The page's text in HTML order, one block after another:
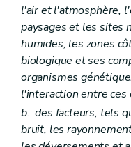
Art. D118
Art. D119
Art. D120
Art. D121
Titre VIII Coûts
Art. D122
Art. D123
Art. D124
Art. D125
Art. D126
Art. D127
l'air et l'atmosphère,
paysages et les sites
humides, les zones
biologique et ses
organismes
l'interaction entre ces
b. des facteurs, tels
bruit, les